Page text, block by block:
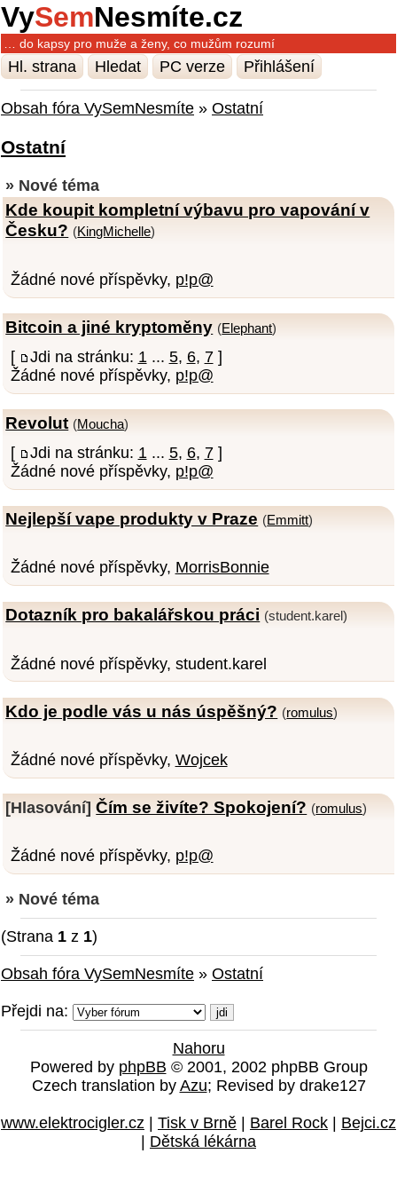
VySemNesmíte.cz
… do kapsy pro muže a ženy, co mužům rozumí
Hl. strana Hledat PC verze Přihlášení
Obsah fóra VySemNesmíte » Ostatní
Ostatní
» Nové téma
Kde koupit kompletní výbavu pro vapování v
Česku? (KingMichelle)
Žádné nové příspěvky, p!p@
Bitcoin a jiné kryptoměny (Elephant)
[ Jdi na stránku: 1... 5, 6, 7]
Žádné nové příspěvky, p!p@
Revolut (Moucha)
[ Jdi na stránku: 1... 5, 6, 7]
Žádné nové příspěvky, p!p@
Nejlepší vape produkty v Praze (Emmitt)
Žádné nové příspěvky, MorrisBonnie
Dotazník pro bakalářskou práci (student.karel)
Žádné nové příspěvky, student.karel
Kdo je podle vás u nás úspěšný? (romulus)
Žádné nové příspěvky, Wojcek
[Hlasování] Čím se živíte? Spokojení? (romulus)
Žádné nové příspěvky, p!p@
» Nové téma
(Strana 1 z 1)
Obsah fóra VySemNesmíte » Ostatní
Přejdi na:
Nahoru
Powered by phpBB © 2001, 2002 phpBB Group
Czech translation by Azu; Revised by drake127
www.elektrocigler.cz | Tisk v Brně | Barel Rock | Bejci.cz
| Dětská lékárna